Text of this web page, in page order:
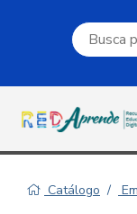
Campo
Catálogo